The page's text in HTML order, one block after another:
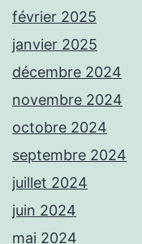
février 2025
janvier 2025
décembre 2024
novembre 2024
octobre 2024
septembre 2024
juillet 2024
juin 2024
mai 2024